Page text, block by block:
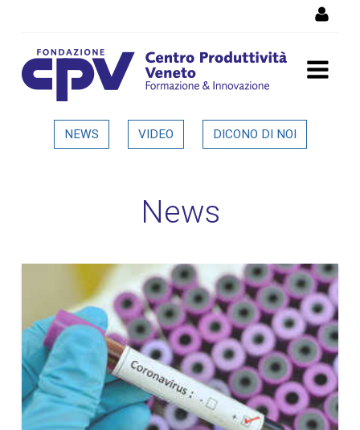
Dettaglio in evidenza
NEWS VIDEO DICONO DI NOI
News